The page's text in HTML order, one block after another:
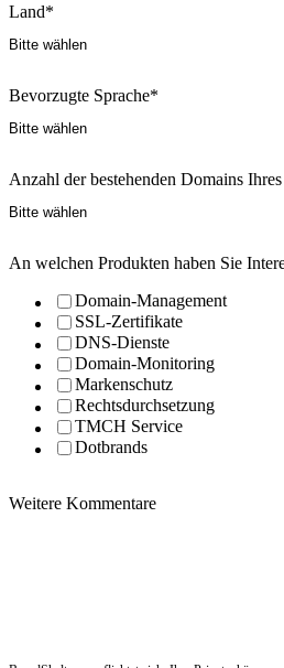
Land*
Bevorzugte Sprache*
Anzahl der bestehenden Domains
An welchen Produkten haben Sie
Domain-Management
SSL-Zertifikate
DNS-Dienste
Domain-Monitoring
Markenschutz
Rechtsdurchsetzung
TMCH Service
Dotbrands
Weitere Kommentare